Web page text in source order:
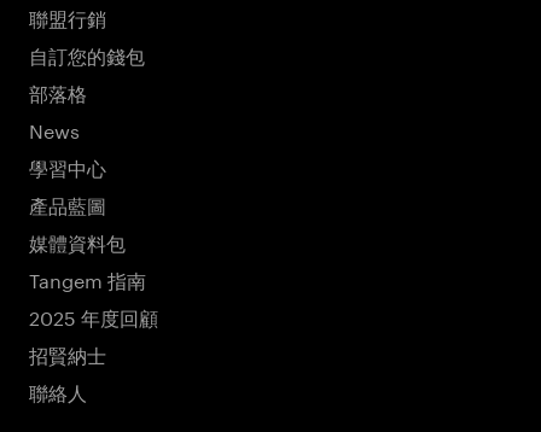
聯盟行銷
自訂您的錢包
部落格
News
學習中心
產品藍圖
媒體資料包
Tangem 指南
2025 年度回顧
招賢納士
聯絡人